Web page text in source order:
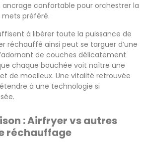
confortable pour orchestrer la
préféré.
à libérer toute la puissance de
réchauffé ainsi peut se targuer d’une
de couches délicatement
chaque bouchée voit naître une
de moelleux. Une vitalité retrouvée
à une technologie si
: Airfryer vs autres
réchauffage